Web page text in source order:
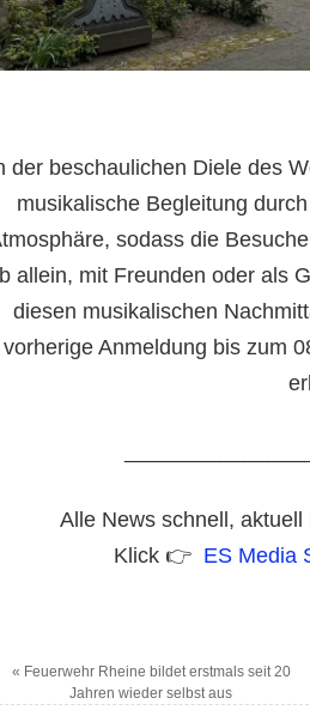
der beschaulichen Diele des
musikalische Begleitung
sodass die
allein, mit Freunden oder als
diesen musikalischen
vorherige Anmeldung bis zum
Alle News schnell,
Klick 👉 ES Media
« Feuerwehr Rheine bildet erstmals seit 20
Jahren wieder selbst aus